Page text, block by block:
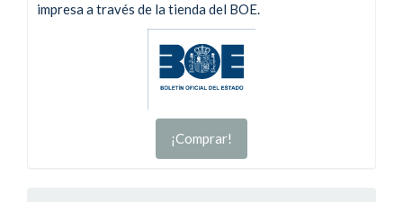
impresa a través de la tienda del BOE.
¡Comprar!